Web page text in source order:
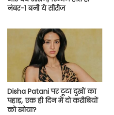
नंबर-1 बनी ये सीरीज
Disha Patani पर टूटा दुखों का
पहाड़, एक ही दिन में दो करीबियों
को खोया?